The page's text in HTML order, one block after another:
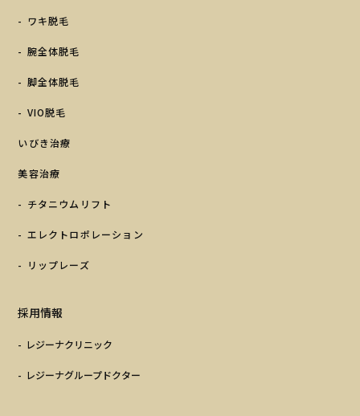
ワキ脱毛
腕全体脱毛
脚全体脱毛
VIO脱毛
いびき治療
美容治療
チタニウムリフト
エレクトロポレーション
リップレーズ
採用情報
レジーナクリニック
レジーナグループドクター